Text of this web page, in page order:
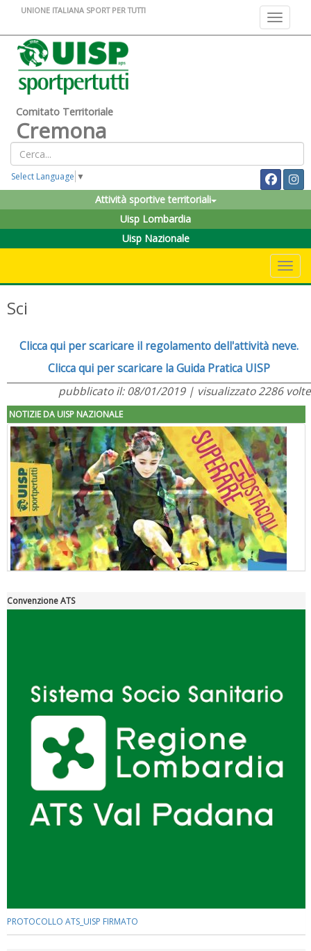
Toggle
UNIONE ITALIANA SPORT PER TUTTI
Comitato Territoriale
Cremona
Select Language ▼
Attività sportive territoriali
Uisp Lombardia
Uisp Nazionale
Sci
Clicca qui per scaricare il regolamento dell'attività neve.
Clicca qui per scaricare la Guida Pratica UISP
pubblicato il: 08/01/2019 | visualizzato 2286 volte
NOTIZIE DA UISP NAZIONALE
"Superare gli ostacoli": la relazione di Tiziano Pesce al CN Uisp
rivoluzioni"
Convenzione ATS
PROTOCOLLO ATS_UISP FIRMATO